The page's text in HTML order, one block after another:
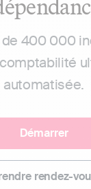
400 000
automatisée.
Démarrer
rendez-